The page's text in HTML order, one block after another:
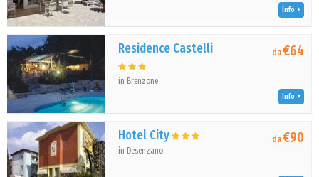
Info
Residence Castelli
in Brenzone
da€64
Info
Hotel City
in Desenzano
da€90